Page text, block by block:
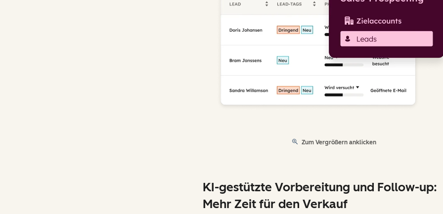
Zum Vergrößern anklicken
KI-gestützte Vorbereitung und Follow-up:
Mehr Zeit für den Verkauf